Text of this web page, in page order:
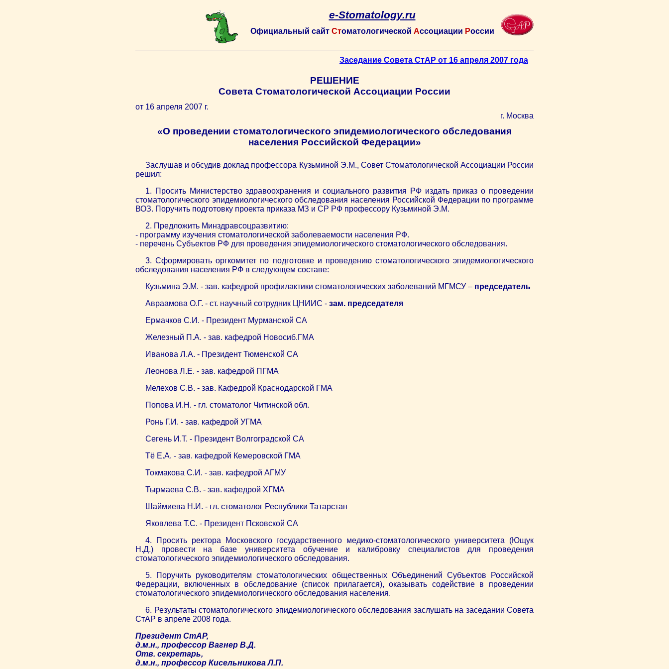
e-Stomatology.ru
Официальный сайт Стоматологической Ассоциации России
Заседание Совета СтАР от 16 апреля 2007 года
РЕШЕНИЕ
Совета Стоматологической Ассоциации России
от 16 апреля 2007 г.
г. Москва
«О проведении стоматологического эпидемиологического обследования
населения Российской Федерации»
Заслушав и обсудив доклад профессора Кузьминой Э.М., Совет Стоматологической Ассоциации России
решил:
1. Просить Министерство здравоохранения и социального развития РФ издать приказ о проведении
стоматологического эпидемиологического обследования населения Российской Федерации по программе
ВОЗ. Поручить подготовку проекта приказа МЗ и СР РФ профессору Кузьминой Э.М.
2. Предложить Минздравсоцразвитию:
- программу изучения стоматологической заболеваемости населения РФ.
- перечень Субъектов РФ для проведения эпидемиологического стоматологического обследования.
3. Сформировать оргкомитет по подготовке и проведению стоматологического эпидемиологического
обследования населения РФ в следующем составе:
Кузьмина Э.М. - зав. кафедрой профилактики стоматологических заболеваний МГМСУ – председатель
Авраамова О.Г. - ст. научный сотрудник ЦНИИС - зам. председателя
Ермачков С.И. - Президент Мурманской СА
Железный П.А. - зав. кафедрой Новосиб.ГМА
Иванова Л.А. - Президент Тюменской СА
Леонова Л.Е. - зав. кафедрой ПГМА
Мелехов С.В. - зав. Кафедрой Краснодарской ГМА
Попова И.Н. - гл. стоматолог Читинской обл.
Ронь Г.И. - зав. кафедрой УГМА
Сегень И.Т. - Президент Волгоградской СА
Тё Е.А. - зав. кафедрой Кемеровской ГМА
Токмакова С.И. - зав. кафедрой АГМУ
Тырмаева С.В. - зав. кафедрой ХГМА
Шаймиева Н.И. - гл. стоматолог Республики Татарстан
Яковлева Т.С. - Президент Псковской СА
4. Просить ректора Московского государственного медико-стоматологического университета (Ющук
Н.Д.) провести на базе университета обучение и калибровку специалистов для проведения
стоматологического эпидемиологического обследования.
5. Поручить руководителям стоматологических общественных Объединений Субъектов Российской
Федерации, включенных в обследование (список прилагается), оказывать содействие в проведении
стоматологического эпидемиологического обследования населения.
6. Результаты стоматологического эпидемиологического обследования заслушать на заседании Совета
СтАР в апреле 2008 года.
Президент СтАР,
д.м.н., профессор Вагнер В.Д.
Отв. секретарь,
д.м.н., профессор Кисельникова Л.П.